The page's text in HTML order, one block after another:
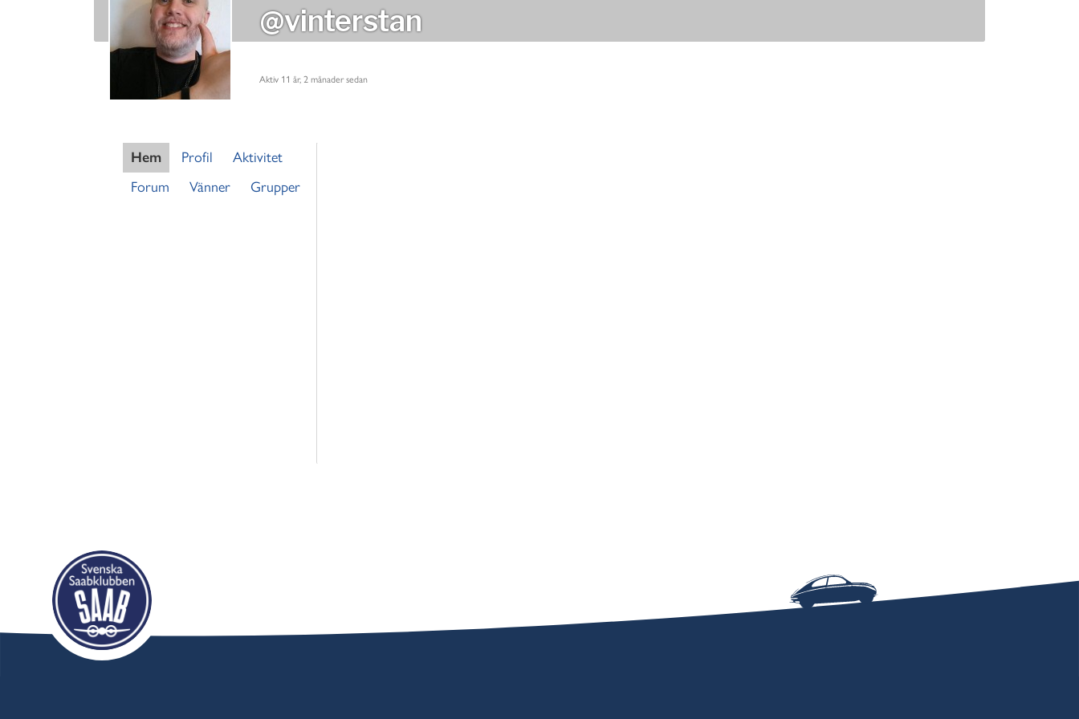
@vinterstan
Aktiv 11 år, 2 månader sedan
Hem Profil
Aktivitet
Forum
Vänner Grupper